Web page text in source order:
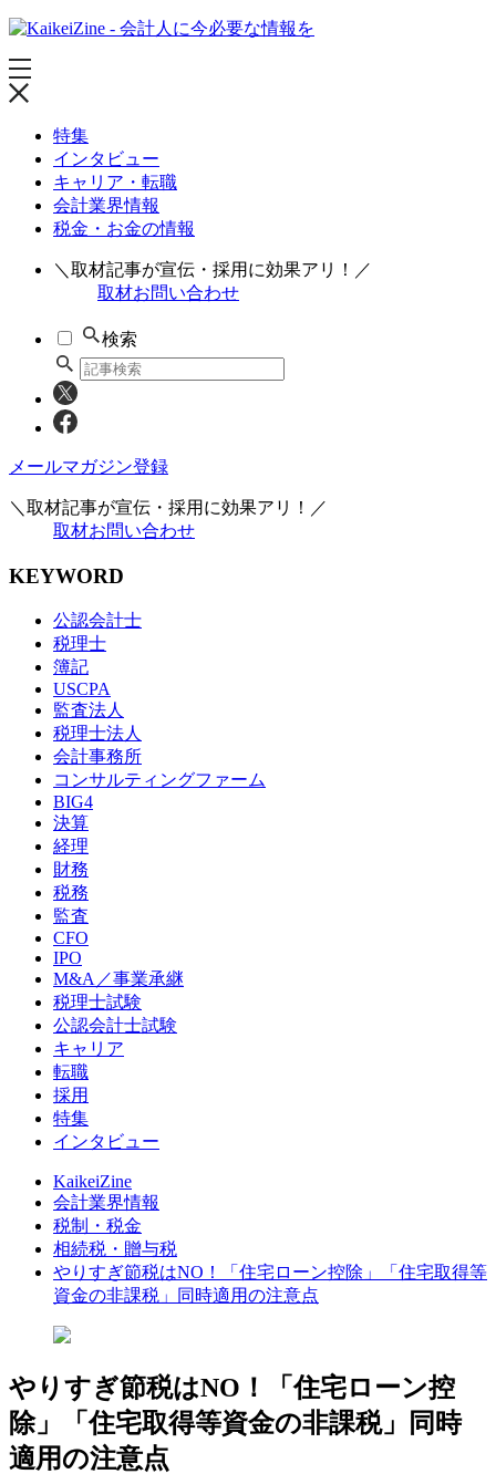
特集
インタビュー
キャリア・転職
会計業界情報
税金・お金の情報
＼取材記事が宣伝・採用に効果アリ！／
取材お問い合わせ
検索
メールマガジン登録
＼取材記事が宣伝・採用に効果アリ！／
取材お問い合わせ
KEYWORD
公認会計士
税理士
簿記
USCPA
監査法人
税理士法人
会計事務所
コンサルティングファーム
BIG4
決算
経理
財務
税務
監査
CFO
IPO
M&A／事業承継
税理士試験
公認会計士試験
キャリア
転職
採用
特集
インタビュー
KaikeiZine
会計業界情報
税制・税金
相続税・贈与税
やりすぎ節税はNO！「住宅ローン控除」「住宅取得等
資金の非課税」同時適用の注意点
やりすぎ節税はNO！「住宅ローン控
除」「住宅取得等資金の非課税」同時
適用の注意点